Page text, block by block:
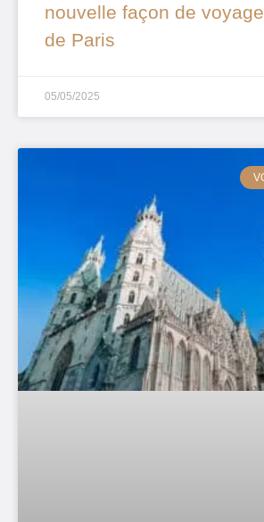
nouvelle façon de
de Paris
05/05/2025